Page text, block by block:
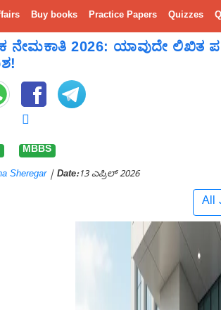
Buy books Practice Papers Quizzes
ನೇಮಕಾತಿ 2026: ಯಾವುದೇ ಲಿಖಿತ
MBBS
Sheregar | Date:13 ಎಪ್ರಿಲ್ 2026
All